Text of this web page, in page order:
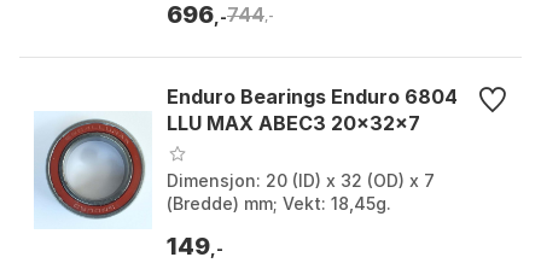
Vanntett: IPX...
696 ,-744 ,-
Enduro Bearings Enduro 6804
LLU MAX ABEC3 20x32x7
Dimensjon: 20 (ID) x 32 (OD) x 7
(Bredde) mm; Vekt: 18,45g.
149 ,-